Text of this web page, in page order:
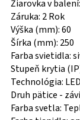
Žiarovka v
Záruka: 2 Rok
Výška (mm): 60
Šírka (mm): 250
Farba svietidla:
Stupeň krytia
Technológia: LED
Druh pätice -
Farba svetla: